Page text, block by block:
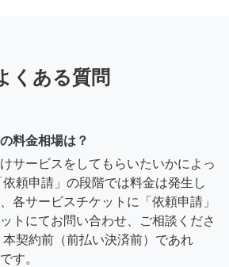
くある質問
料金相場は？
サービスをしてもらいたいかによっ
頼申請」の段階では料金は発生し
各サービスチケットに「依頼申請」
トにてお問い合わせ、ご相談くださ
契約前（前払い決済前）であれ
す。